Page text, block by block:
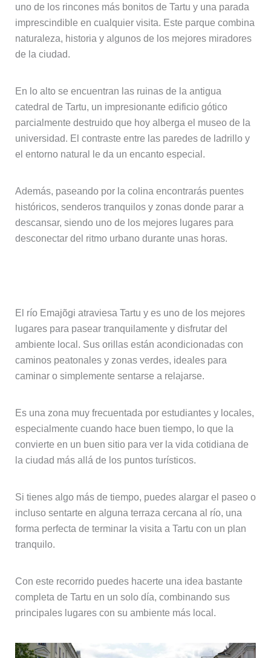
uno de los rincones más bonitos de Tartu y una parada
imprescindible en cualquier visita. Este parque combina
naturaleza, historia y algunos de los mejores miradores
de la ciudad.
En lo alto se encuentran las ruinas de la antigua
catedral de Tartu, un impresionante edificio gótico
parcialmente destruido que hoy alberga el museo de la
universidad. El contraste entre las paredes de ladrillo y
el entorno natural le da un encanto especial.
Además, paseando por la colina encontrarás puentes
históricos, senderos tranquilos y zonas donde parar a
descansar, siendo uno de los mejores lugares para
desconectar del ritmo urbano durante unas horas.
El río Emajõgi atraviesa Tartu y es uno de los mejores
lugares para pasear tranquilamente y disfrutar del
ambiente local. Sus orillas están acondicionadas con
caminos peatonales y zonas verdes, ideales para
caminar o simplemente sentarse a relajarse.
Es una zona muy frecuentada por estudiantes y locales,
especialmente cuando hace buen tiempo, lo que la
convierte en un buen sitio para ver la vida cotidiana de
la ciudad más allá de los puntos turísticos.
Si tienes algo más de tiempo, puedes alargar el paseo o
incluso sentarte en alguna terraza cercana al río, una
forma perfecta de terminar la visita a Tartu con un plan
tranquilo.
Con este recorrido puedes hacerte una idea bastante
completa de Tartu en un solo día, combinando sus
principales lugares con su ambiente más local.